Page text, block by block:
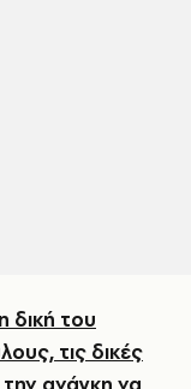
δική του
τις δικές